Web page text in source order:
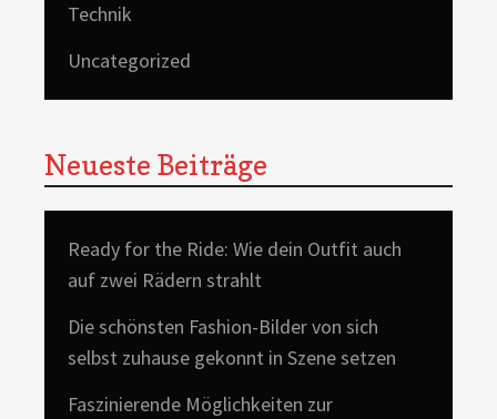
Technik
Uncategorized
Neueste Beiträge
Ready for the Ride: Wie dein Outfit auch
auf zwei Rädern strahlt
Die schönsten Fashion-Bilder von sich
selbst zuhause gekonnt in Szene setzen
Faszinierende Möglichkeiten zur